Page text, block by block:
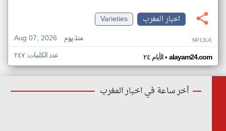
اخبار المغرب
Varieties
Aug 07, 2026
منذ يوم NP13LK
الأيام ٢٤• alayam24.com عدد الكلمات: ٢٤٧
أخر ساعة في اخبار المغرب